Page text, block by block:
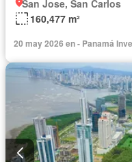
San Jose, San Carlos
160,477 m²
20 may 2026 en - Panamá